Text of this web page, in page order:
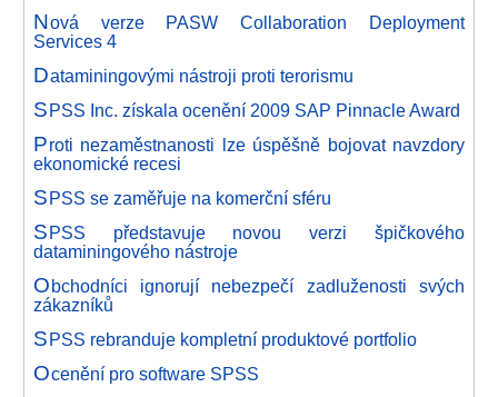
Nová verze PASW Collaboration Deployment
Services 4
Dataminingovými nástroji proti terorismu
SPSS Inc. získala ocenění 2009 SAP Pinnacle Award
Proti nezaměstnanosti lze úspěšně bojovat navzdory
ekonomické recesi
SPSS se zaměřuje na komerční sféru
SPSS představuje novou verzi špičkového
dataminingového nástroje
Obchodníci ignorují nebezpečí zadluženosti svých
zákazníků
SPSS rebranduje kompletní produktové portfolio
Ocenění pro software SPSS